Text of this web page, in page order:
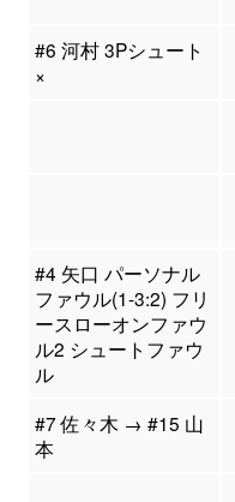
#6 河村 3Pシュート
×
#4 矢口 パーソナル
ファウル(1-3:2) フリ
ースローオンファウ
ル2 シュートファウ
ル
#7 佐々木 → #15 山
本